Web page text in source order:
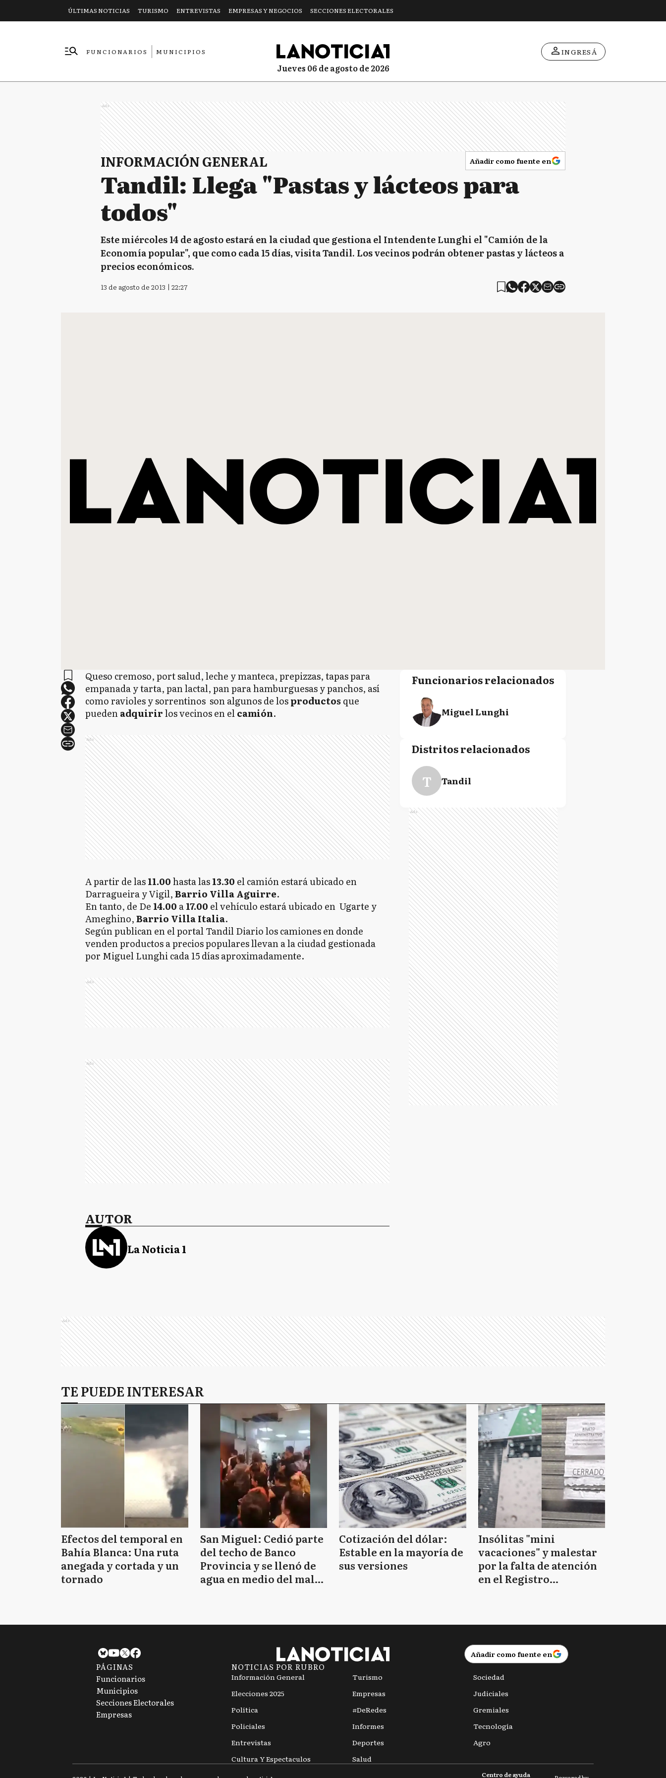
ÚLTIMAS NOTICIAS TURISMO ENTREVISTAS EMPRESAS Y NEGOCIOS SECCIONES ELECTORALES
FUNCIONARIOS
MUNICIPIOS
jueves 06 de agosto de 2026
INGRESÁ
Ads
INFORMACIÓN GENERAL Añadir como fuente en
Tandil: Llega "Pastas y lácteos para
todos"
Este miércoles 14 de agosto estará en la ciudad que gestiona el Intendente Lunghi el "Camión de la
Economía popular", que como cada 15 días, visita Tandil. Los vecinos podrán obtener pastas y lácteos a
precios económicos.
13 de agosto de 2013 | 22:27
Queso cremoso, port salud, leche y manteca, prepizzas, tapas para
empanada y tarta, pan lactal, pan para hamburguesas y panchos, así
como ravioles y sorrentinos son algunos de losproductos que
puedenadquirirlos vecinos en elcamión.
Ads
A partir de las11.00hasta las13.30 el camión estará ubicado en
Darragueira y Vigil,Barrio Villa Aguirre.
En tanto, de De 14.00 a17.00 el vehículo estará ubicado en Ugarte y
Ameghino,Barrio Villa Italia.
Según publican en el portal Tandil Diario los camiones en donde
venden productos a precios populares llevan a la ciudad gestionada
por Miguel Lunghi cada 15 días aproximadamente.
Ads
Ads
AUTOR
La Noticia 1
Funcionarios relacionados
Miguel Lunghi
Distritos relacionados
T Tandil
Ads
Ads
TE PUEDE INTERESAR
Efectos del temporal en
Bahía Blanca: Una ruta
anegada y cortada y un
tornado
San Miguel: Cedió parte
del techo de Banco
Provincia y se llenó de
agua en medio del mal
Cotización del dólar:
Estable en la mayoría de
sus versiones
Insólitas "mini
vacaciones" y malestar
por la falta de atención
en el Registro
Añadir como fuente en
PÁGINAS
Funcionarios
Municipios
Secciones Electorales
Empresas
NOTICIAS POR RUBRO
Información General
Elecciones 2025
Política
Policiales
Entrevistas
Cultura Y Espectaculos
Turismo
Empresas
#DeRedes
Informes
Deportes
Salud
Sociedad
Judiciales
Gremiales
Tecnología
Agro
Centro de ayuda